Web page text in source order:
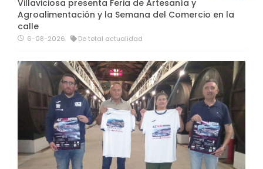
Villaviciosa presenta Feria de Artesanía y
Agroalimentación y la Semana del Comercio en la
calle
6-08-2026 De total actualidad